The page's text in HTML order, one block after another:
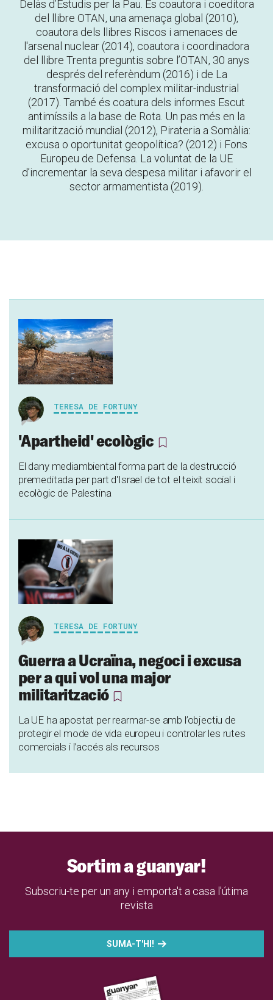
Delàs d’Estudis per la Pau. És coautora i coeditora
del llibre OTAN, una amenaça global (2010),
coautora dels llibres Riscos i amenaces de
l'arsenal nuclear (2014), coautora i coordinadora
del llibre Trenta preguntis sobre l’OTAN, 30 anys
després del referèndum (2016) i de La
transformació del complex militar-industrial
(2017). També és coatura dels informes Escut
antimíssils a la base de Rota. Un pas més en la
militarització mundial (2012), Pirateria a Somàlia:
excusa o oportunitat geopolítica? (2012) i Fons
Europeu de Defensa. La voluntat de la UE
d’incrementar la seva despesa militar i afavorir el
sector armamentista (2019).
TERESA DE FORTUNY
'Apartheid' ecològic
El dany mediambiental forma part de la destrucció
premeditada per part d'Israel de tot el teixit social i
ecològic de Palestina
TERESA DE FORTUNY
Guerra a Ucraïna, negoci i excusa
per a qui vol una major
militarització
La UE ha apostat per rearmar-se amb l’objectiu de
protegir el mode de vida europeu i controlar les rutes
comercials i l’accés als recursos
Sortim a guanyar!
Subscriu-te per un any i emporta't a casa l'útima
revista
SUMA-T'HI!